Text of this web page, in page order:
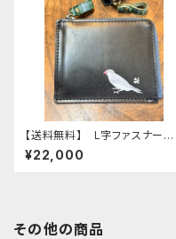
【送料無料】 L字ファスナー財
布 ブラック シルバー文鳥
文鳥 ブンチョウ ぶんちょう
¥22,000
その他の商品